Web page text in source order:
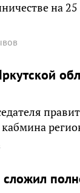
на